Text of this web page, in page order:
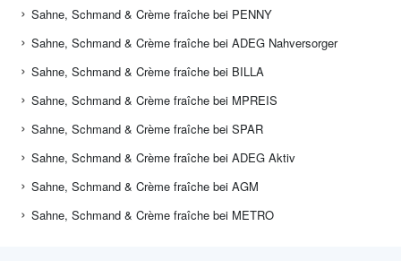
Sahne, Schmand & Crème fraîche bei PENNY
Sahne, Schmand & Crème fraîche bei ADEG Nahversorger
Sahne, Schmand & Crème fraîche bei BILLA
Sahne, Schmand & Crème fraîche bei MPREIS
Sahne, Schmand & Crème fraîche bei SPAR
Sahne, Schmand & Crème fraîche bei ADEG Aktiv
Sahne, Schmand & Crème fraîche bei AGM
Sahne, Schmand & Crème fraîche bei METRO